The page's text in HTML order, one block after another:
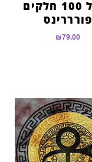
פאזל 100 חלקים
פורררינס
₪79.00